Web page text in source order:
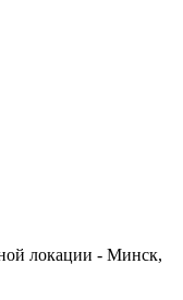
локации - Минск,